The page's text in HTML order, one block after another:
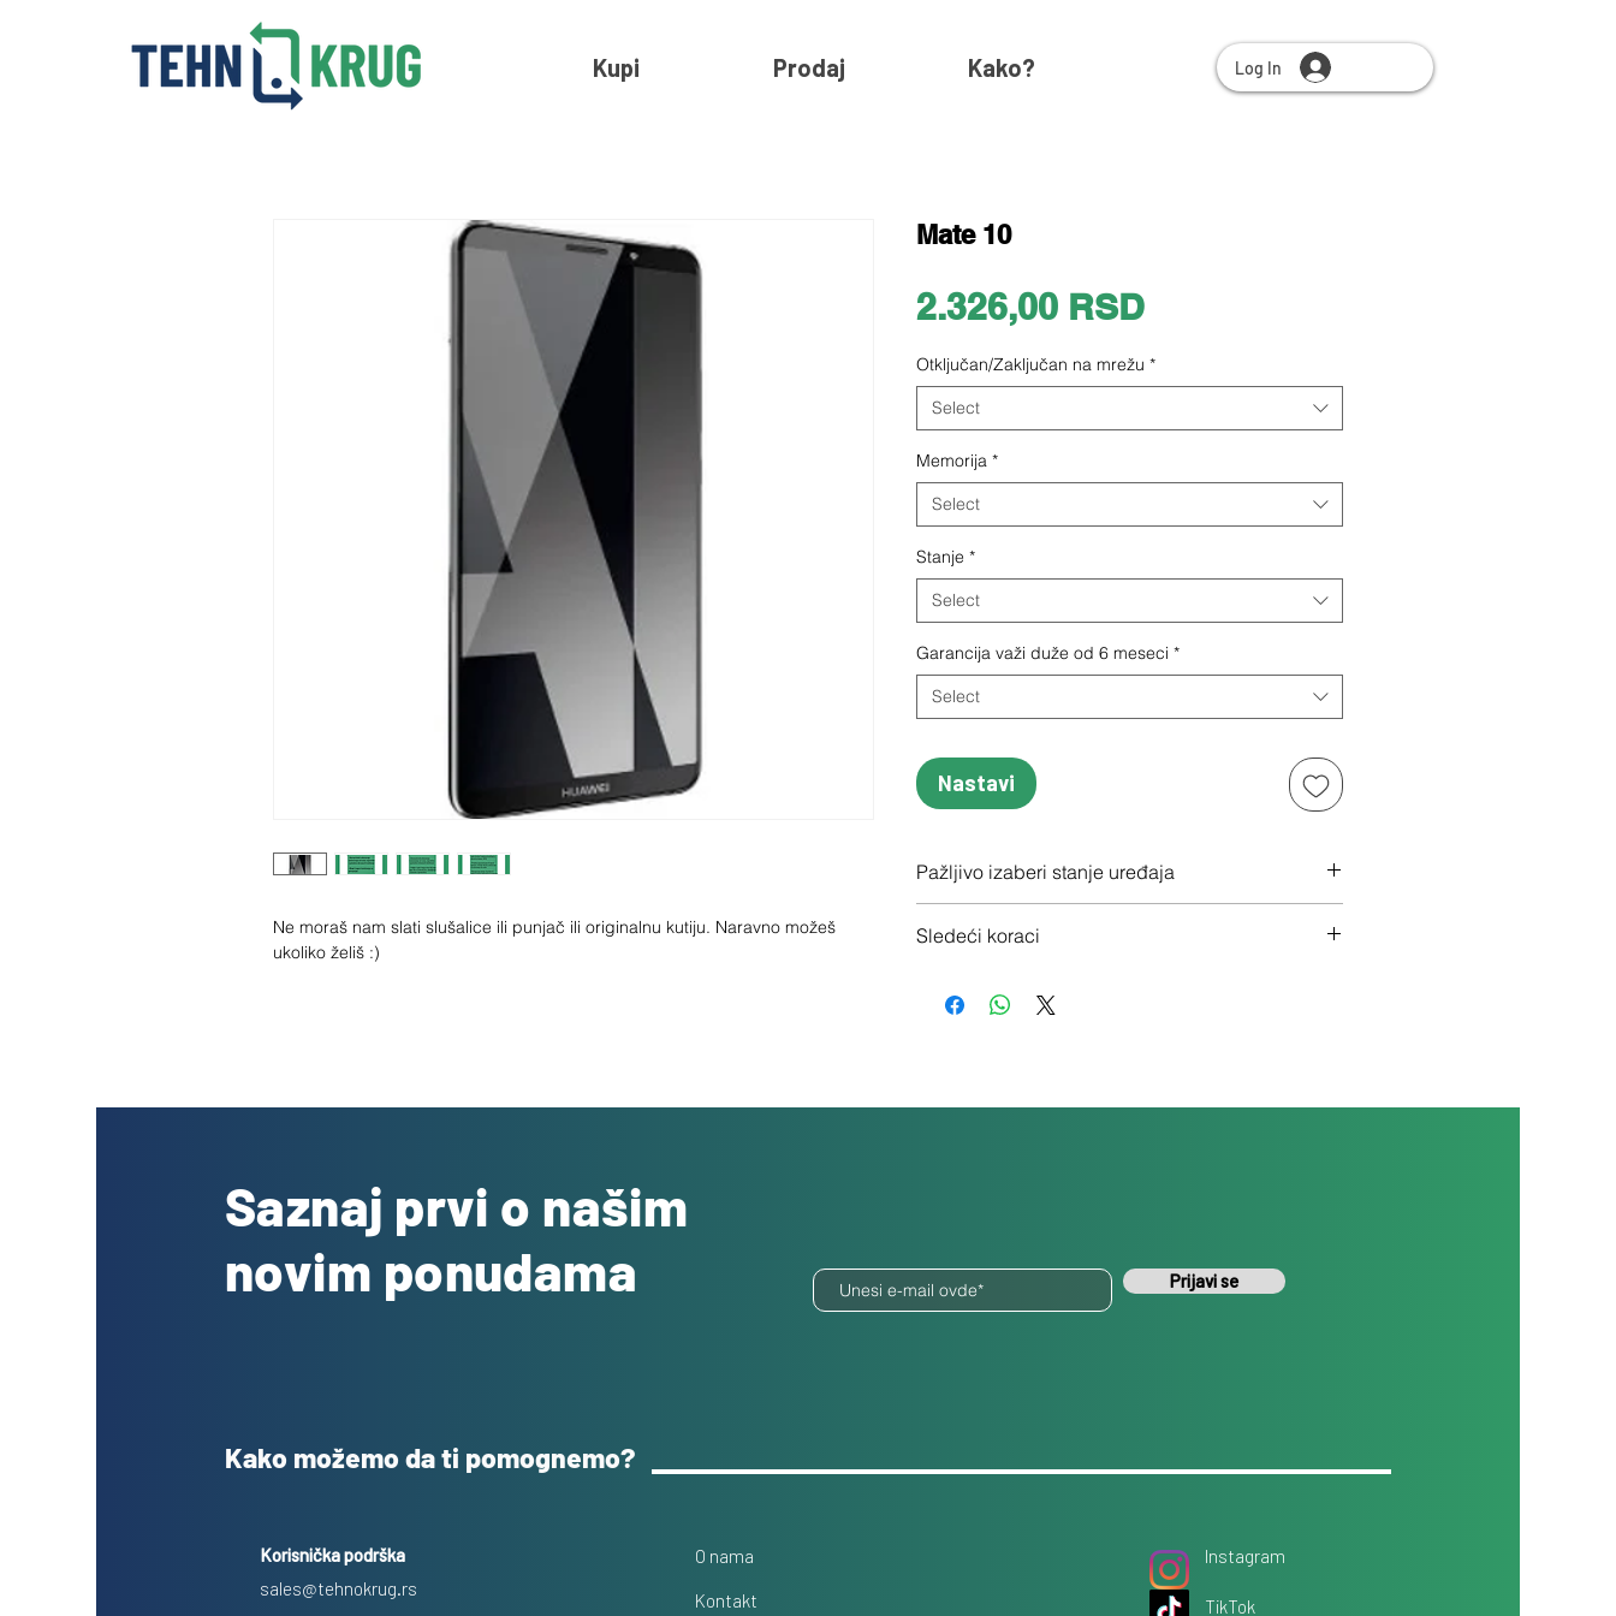
Kupi Prodaj Kako? Log In
Ne moraš nam slati slušalice ili punjač ili originalnu kutiju. Naravno možeš
ukoliko želiš :)
Mate 10
2.326,00 RSDPrice
Otključan/Zaključan na mrežu *
Select
Memorija *
Select
Stanje *
Select
Garancija važi duže od 6 meseci *
Select
Nastavi
Pažljivo izaberi stanje uređaja
Sledeći koraci
2 - Pošalji besplatno svoj uređaj
Saznaj prvi o našim
novim ponudama
Prijavi se
Kako možemo da ti pomognemo?
Korisnička podrška
sales@tehnokrug.rs
O nama
Kontakt
Instagram
TikTok